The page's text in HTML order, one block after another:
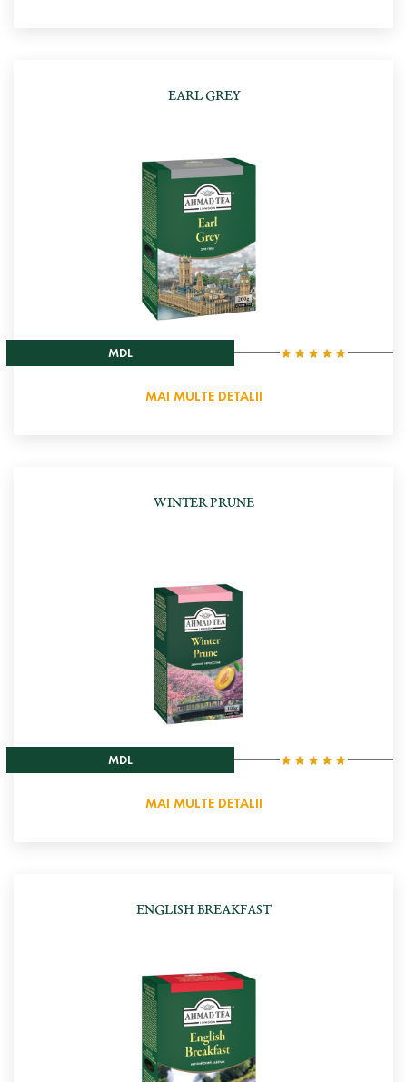
EARL GREY
MDL
MAI MULTE DETALII
WINTER PRUNE
MDL
MAI MULTE DETALII
ENGLISH BREAKFAST